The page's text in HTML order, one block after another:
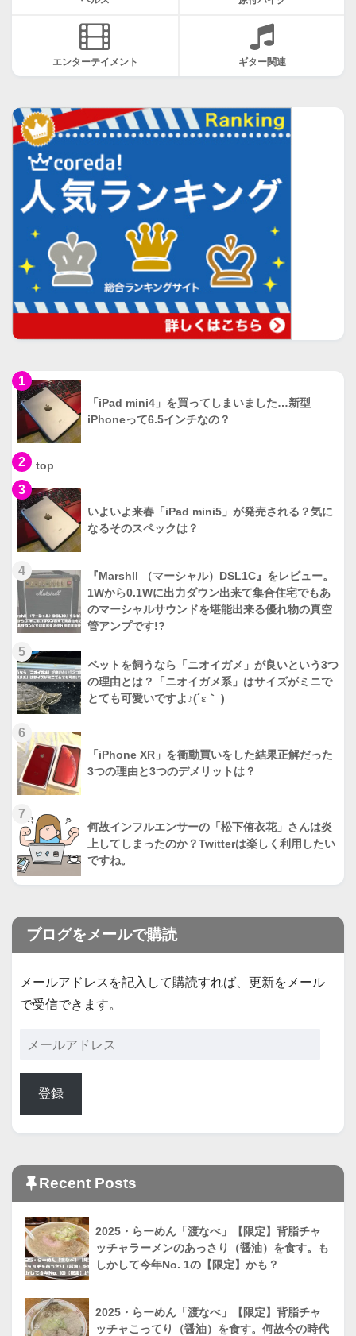
エンターテイメント ギター関連
1
「iPad mini4」を買ってしまいました…新型
iPhoneって6.5インチなの？
2 top
3
いよいよ来春「iPad mini5」が発売される？気に
なるそのスペックは？
4
『Marshll （マーシャル）DSL1C』をレビュー。
1Wから0.1Wに出力ダウン出来て集合住宅でもあ
のマーシャルサウンドを堪能出来る優れ物の真空
管アンプです!?
5
ペットを飼うなら「ニオイガメ」が良いという3つ
の理由とは？「ニオイガメ系」はサイズがミニで
とても可愛いですよ♪(´ε｀ )
6
「iPhone XR」を衝動買いをした結果正解だった
3つの理由と3つのデメリットは？
7
何故インフルエンサーの「松下侑衣花」さんは炎
上してしまったのか？Twitterは楽しく利用したい
ですね。
ブログをメールで購読
メールアドレスを記入して購読すれば、更新をメール
で受信できます。
登録
Recent Posts
2025・らーめん「渡なべ」【限定】背脂チャ
ッチャラーメンのあっさり（醤油）を食す。も
しかして今年No. 1の【限定】かも？
2025・らーめん「渡なべ」【限定】背脂チャ
ッチャこってり（醤油）を食す。何故今の時代